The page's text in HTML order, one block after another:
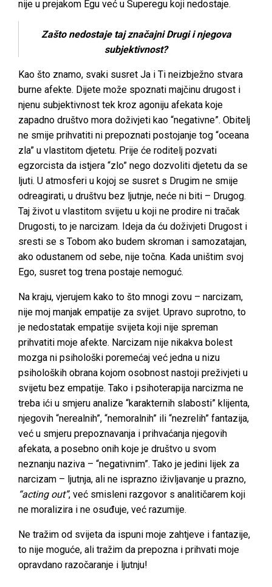
nije u prejakom Egu već u Superegu koji nedostaje.
Zašto nedostaje taj značajni Drugi i njegova
subjektivnost?
Kao što znamo, svaki susret Ja i Ti neizbježno stvara
burne afekte. Dijete može spoznati majčinu drugost i
njenu subjektivnost tek kroz agoniju afekata koje
zapadno društvo mora doživjeti kao “negativne”. Obitelj
ne smije prihvatiti ni prepoznati postojanje tog “oceana
zla” u vlastitom djetetu. Prije će roditelj pozvati
egzorcista da istjera “zlo” nego dozvoliti djetetu da se
ljuti. U atmosferi u kojoj se susret s Drugim ne smije
odreagirati, u društvu bez ljutnje, neće ni biti – Drugog.
Taj život u vlastitom svijetu u koji ne prodire ni tračak
Drugosti, to je narcizam. Ideja da ću doživjeti Drugost i
sresti se s Tobom ako budem skroman i samozatajan,
ako odustanem od sebe, nije točna. Kada uništim svoj
Ego, susret tog trena postaje nemoguć.
Na kraju, vjerujem kako to što mnogi zovu – narcizam,
nije moj manjak empatije za svijet. Upravo suprotno, to
je nedostatak empatije svijeta koji nije spreman
prihvatiti moje afekte. Narcizam nije nikakva bolest
mozga ni psihološki poremećaj već jedna u nizu
psiholoških obrana kojom osobnost nastoji preživjeti u
svijetu bez empatije. Tako i psihoterapija narcizma ne
treba ići u smjeru analize “karakternih slabosti” klijenta,
njegovih “nerealnih”, “nemoralnih” ili “nezrelih” fantazija,
već u smjeru prepoznavanja i prihvaćanja njegovih
afekata, a posebno onih koje je društvo u svom
neznanju naziva – “negativnim”. Tako je jedini lijek za
narcizam – ljutnja, ali ne isprazno iživljavanje u prazno,
“acting out”, već smisleni razgovor s analitičarem koji
ne moralizira i ne osuđuje, već razumije.
Ne tražim od svijeta da ispuni moje zahtjeve i fantazije,
to nije moguće, ali tražim da prepozna i prihvati moje
opravdano razočaranje i ljutnju!